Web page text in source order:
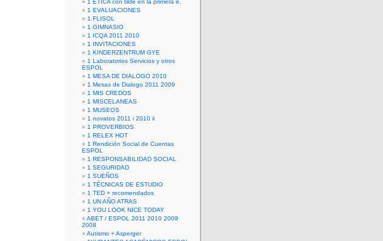
1 ÉTICA con tilde en la primera é.
1 EVALUACIONES
1 FLISOL
1 GIMNASIO
1 ICQA 2011 2010
1 INVITACIONES
1 KINDERZENTRUM GYE
1 Laboratorios Servicios y otros
ESPOL
1 MESA DE DIALOGO 2010
1 Mesas de Dialogo 2011 2009
1 MIS CREDOS
1 MISCELANEAS
1 MUSEOS
1 novatos 2011 i 2010 ii
1 PROVERBIOS
1 RELEX HOT
1 Rendición Social de Cuentas
ESPOL
1 RESPONSABILIDAD SOCIAL
1 SEGURIDAD
1 SUEÑOS
1 TÉCNICAS DE ESTUDIO
1 TED + recomendados
1 UN AÑO ATRAS
1 YOU LOOK NICE TODAY
ABET / ESPOL 2011 2010 2009
2008
Autismo + Asperger